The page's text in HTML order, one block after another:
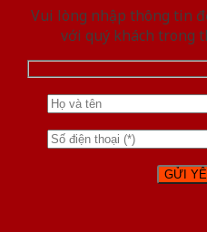
Vui lòng nhập thông tin
với quý khách trong